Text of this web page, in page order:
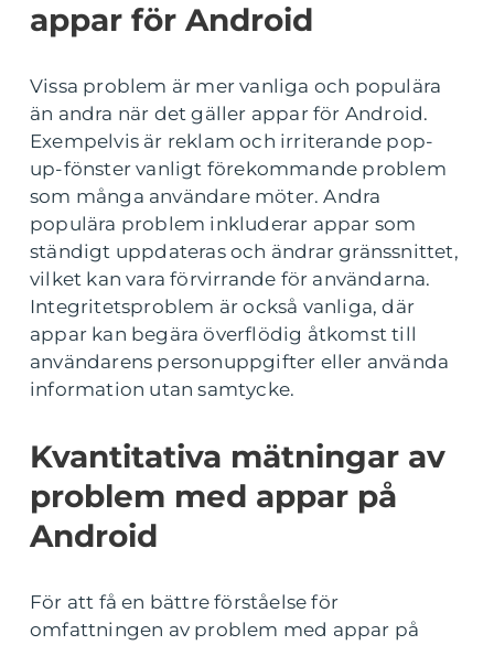
appar för Android
Vissa problem är mer vanliga och populära
än andra när det gäller appar för Android.
Exempelvis är reklam och irriterande pop-
up-fönster vanligt förekommande problem
som många användare möter. Andra
populära problem inkluderar appar som
ständigt uppdateras och ändrar gränssnittet,
vilket kan vara förvirrande för användarna.
Integritetsproblem är också vanliga, där
appar kan begära överflödig åtkomst till
användarens personuppgifter eller använda
information utan samtycke.
Kvantitativa mätningar av
problem med appar på
Android
För att få en bättre förståelse för
omfattningen av problem med appar på